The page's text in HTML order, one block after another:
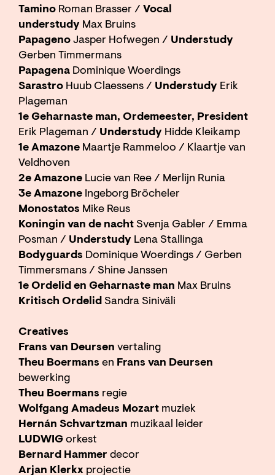
Tamino Roman Brasser / Vocal
understudy Max Bruins
Papageno Jasper Hofwegen / Understudy
Gerben Timmermans
Papagena Dominique Woerdings
Sarastro Huub Claessens / Understudy Erik
Plageman
1e Geharnaste man, Ordemeester, President
Erik Plageman / Understudy Hidde Kleikamp
1e Amazone Maartje Rammeloo / Klaartje van
Veldhoven
2e Amazone Lucie van Ree / Merlijn Runia
3e Amazone Ingeborg Bröcheler
Monostatos Mike Reus
Koningin van de nacht Svenja Gabler / Emma
Posman / Understudy Lena Stallinga
Bodyguards Dominique Woerdings / Gerben
Timmersmans / Shine Janssen
1e Ordelid en Geharnaste man Max Bruins
Kritisch Ordelid Sandra Siniväli
Creatives
Frans van Deursen vertaling
Theu Boermans en Frans van Deursen
bewerking
Theu Boermans regie
Wolfgang Amadeus Mozart muziek
Hernán Schvartzman muzikaal leider
LUDWIG orkest
Bernard Hammer decor
Arjan Klerkx projectie